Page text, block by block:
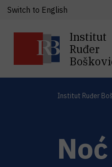
Institut
Ruđer
Switch to English
Institut Ruđer